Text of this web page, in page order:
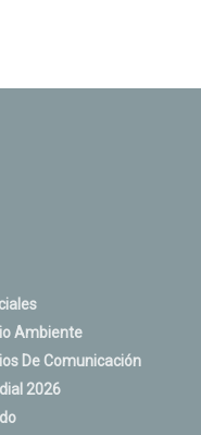
Ambiente
De Comunicación
2026